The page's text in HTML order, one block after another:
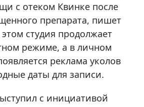
с отеком Квинке после
препарата, пишет
студия продолжает
режиме, а в личном
реклама уколов
даты для записи.
с инициативой